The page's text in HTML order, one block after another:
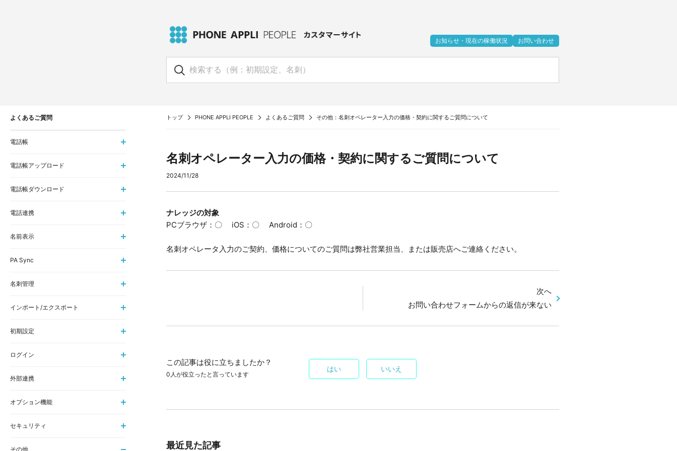
お知らせ・現在の稼働状況 お問い合わせ
トップ PHONE APPLI PEOPLE よくあるご質問 その他：名刺オペレーター入力の価格・契約に関するご質問について
名刺オペレーター入力の価格・契約に関するご質問について
2024/11/28
ナレッジの対象
PCブラウザ：〇 iOS：〇 Android：〇
名刺オペレータ入力のご契約、価格についてのご質問は弊社営業担当、または販売店へご連絡ください。
次へ
お問い合わせフォームからの返信が来ない
この記事は役に立ちましたか？
0人が役立ったと言っています
はい いいえ
最近見た記事
よくあるご質問
電話帳
電話帳アップロード
電話帳ダウンロード
電話連携
名前表示
PA Sync
名刺管理
インポート/エクスポート
初期設定
ログイン
外部連携
オプション機能
セキュリティ
その他